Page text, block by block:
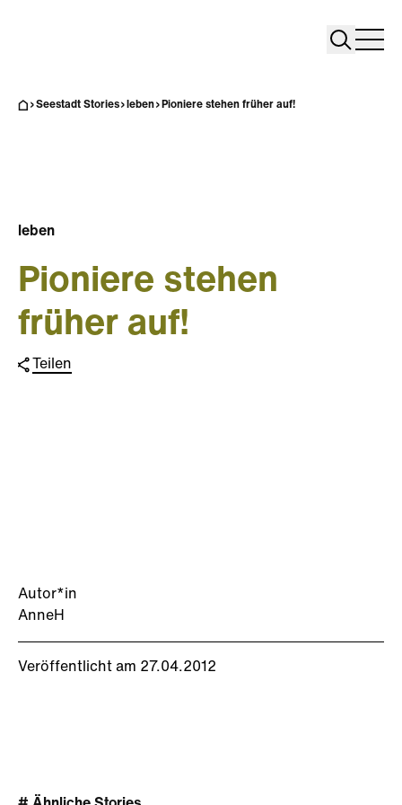
Search
Seestadt Stories leben Pioniere stehen früher auf!
Autor*in
AnneH
Veröffentlicht am 27.04.2012
leben
Pioniere stehen
früher auf!
Teilen